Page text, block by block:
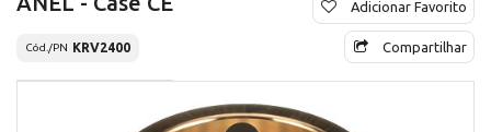
Cód./PN KRV2400
Adicionar Favorito
Compartilhar